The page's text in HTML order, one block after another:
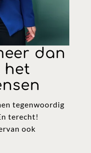
dan
het
tegenwoordig
terecht!
ook